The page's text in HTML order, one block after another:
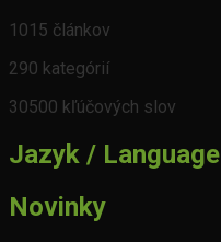
1015 článkov
290 kategórií
30500 kľúčových slov
Jazyk / Language
Novinky